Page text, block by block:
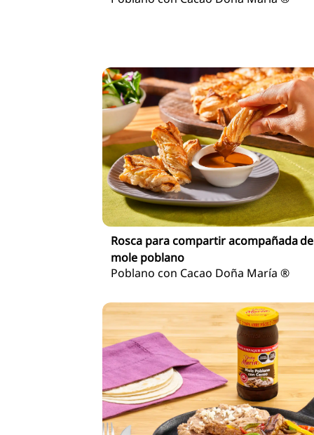
Rosca para compartir acompañada de
mole poblano
Poblano con Cacao Doña María ®